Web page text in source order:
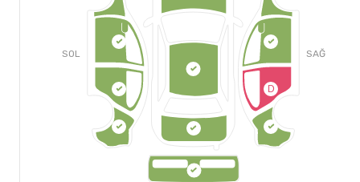
SOL
D
SAĞ